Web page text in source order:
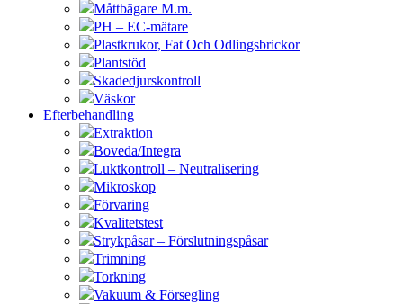
Måttbägare M.m.
PH – EC-mätare
Plastkrukor, Fat Och Odlingsbrickor
Plantstöd
Skadedjurskontroll
Väskor
Efterbehandling
Extraktion
Boveda/Integra
Luktkontroll – Neutralisering
Mikroskop
Förvaring
Kvalitetstest
Strykpåsar – Förslutningspåsar
Trimning
Torkning
Vakuum & Försegling